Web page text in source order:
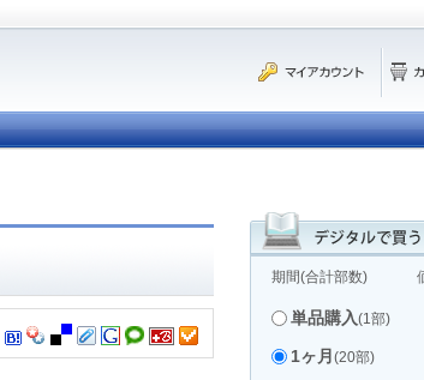
期間(合計部数)
単品購入(1部)
1ヶ月 (20部)